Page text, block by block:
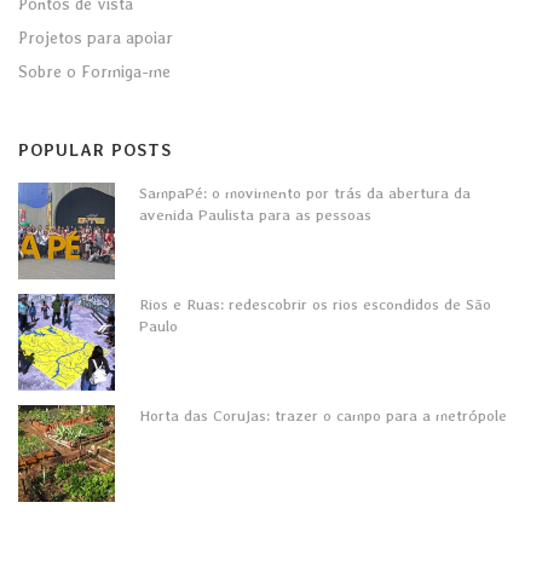
Pontos de vista
Projetos para apoiar
Sobre o Formiga-me
POPULAR POSTS
SampaPé: o movimento por trás da abertura da
avenida Paulista para as pessoas
Rios e Ruas: redescobrir os rios escondidos de São
Paulo
Horta das Corujas: trazer o campo para a metrópole